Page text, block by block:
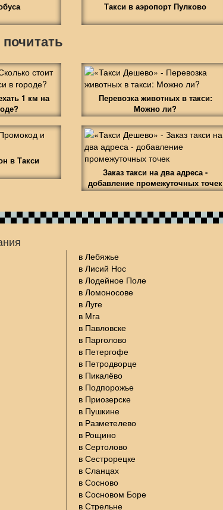
Такси в аэропорт Пулково
1 км на
Перевозка животных в такси:
Можно ли?
в Такси
Заказ такси на два адреса -
добавление промежуточных точек
в Лебяжье
в Лисий Нос
в Лодейное Поле
в Ломоносове
в Луге
в Мга
в Павловске
в Парголово
в Петергофе
в Петродворце
в Пикалёво
в Подпорожье
в Приозерске
в Пушкине
в Разметелево
в Рощино
в Сертолово
в Сестрорецке
в Сланцах
в Сосново
в Сосновом Боре
в Стрельне